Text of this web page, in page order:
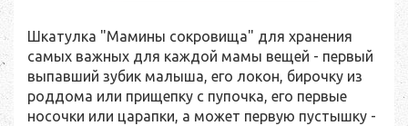
Шкатулка "Мамины сокровища" для хранения
самых важных для каждой мамы вещей - первый
выпавший зубик малыша, его локон, бирочку из
роддома или прищепку с пупочка, его первые
носочки или царапки, а может первую пустышку -